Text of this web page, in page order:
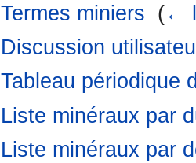
Termes miniers (←
Discussion
Tableau périodique
Liste minéraux par
Liste minéraux par